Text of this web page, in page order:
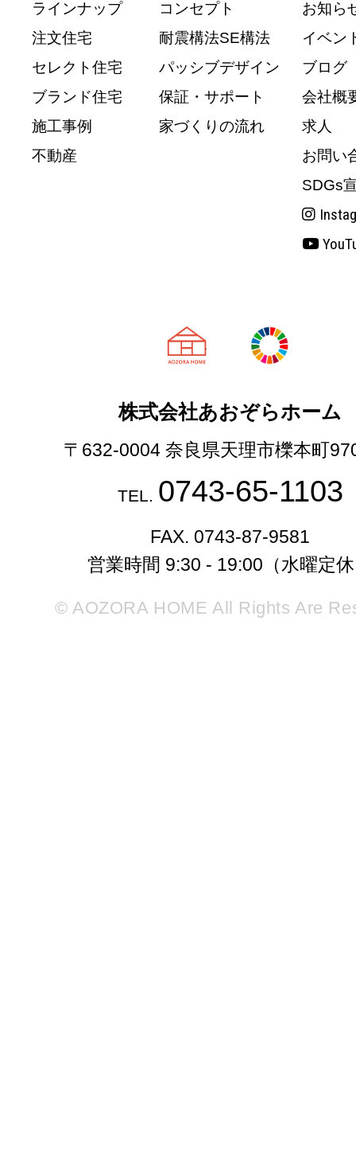
ラインナップ
注文住宅
セレクト住宅
ブランド住宅
施工事例
不動産
コンセプト
耐震構法SE構法
パッシブデザイン
保証・サポート
家づくりの流れ
お知ら
イベン
ブログ
会社概
求人
お問い
SDGs
天理市の注文
株式会社あおぞらホーム
〒632-0004 奈良県天理市櫟本町
TEL. 0743-65-1103
FAX. 0743-87-9581
営業時間 9:30 - 19:00（水曜定
© AOZORA HOME All Rights Are